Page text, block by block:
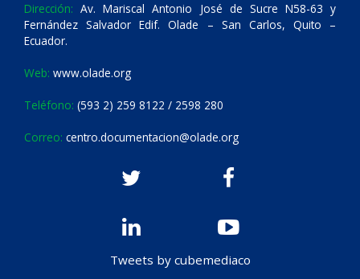
Dirección: Av. Mariscal Antonio José de Sucre N58-63 y
Fernández Salvador Edif. Olade – San Carlos, Quito –
Ecuador.
Web: www.olade.org
Teléfono: (593 2) 259 8122 / 2598 280
Correo: centro.documentacion@olade.org
Tweets by cubemediaco